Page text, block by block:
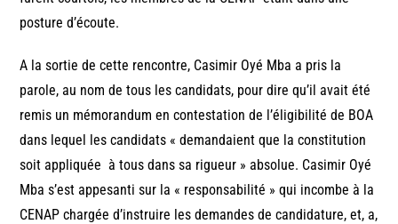
posture d’écoute.
A la sortie de cette rencontre, Casimir Oyé Mba a pris la
parole, au nom de tous les candidats, pour dire qu’il avait été
remis un mémorandum en contestation de l’éligibilité de BOA
dans lequel les candidats « demandaient que la constitution
soit appliquée à tous dans sa rigueur » absolue. Casimir Oyé
Mba s’est appesanti sur la « responsabilité » qui incombe à la
CENAP chargée d’instruire les demandes de candidature, et, a,